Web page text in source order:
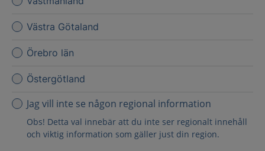
Västra Götaland
Örebro län
Östergötland
Jag vill inte se någon regional information
Obs! Detta val innebär att du inte ser regionalt innehåll
och viktig information som gäller just din region.